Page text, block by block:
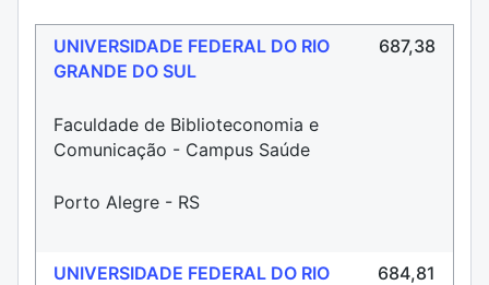
UNIVERSIDADE FEDERAL DO RIO
GRANDE DO SUL
Faculdade de Biblioteconomia e
Comunicação - Campus Saúde
Porto Alegre - RS
687,38
UNIVERSIDADE FEDERAL DO RIO
684,81